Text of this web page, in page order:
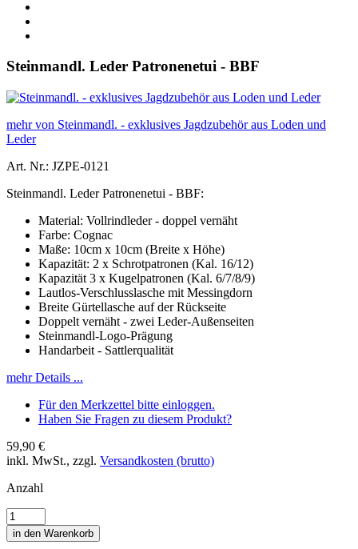
Steinmandl. Leder Patronenetui - BBF
mehr von Steinmandl. - exklusives Jagdzubehör aus Loden und
Leder
Art. Nr.: JZPE-0121
Steinmandl. Leder Patronenetui - BBF:
Material: Vollrindleder - doppel vernäht
Farbe: Cognac
Maße: 10cm x 10cm (Breite x Höhe)
Kapazität: 2 x Schrotpatronen (Kal. 16/12)
Kapazität 3 x Kugelpatronen (Kal. 6/7/8/9)
Lautlos-Verschlusslasche mit Messingdorn
Breite Gürtellasche auf der Rückseite
Doppelt vernäht - zwei Leder-Außenseiten
Steinmandl-Logo-Prägung
Handarbeit - Sattlerqualität
mehr Details ...
Für den Merkzettel bitte einloggen.
Haben Sie Fragen zu diesem Produkt?
59,90 €
inkl. MwSt., zzgl. Versandkosten (brutto)
Anzahl
in den Warenkorb